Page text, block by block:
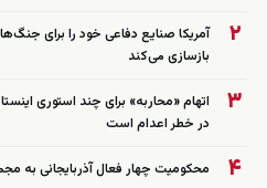
۲
آمریکا صنایع دفاعی خود را برای
بازسازی می‌کند
۳
در خطر اعدام است
۴ محکومیت چهار فعال آذربایجانی به مجموع ۴۰ سال حبس